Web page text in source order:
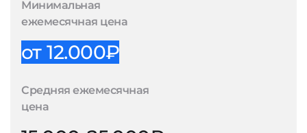
Минимальная
ежемесячная цена
от 12.000₽
Средняя ежемесячная
цена